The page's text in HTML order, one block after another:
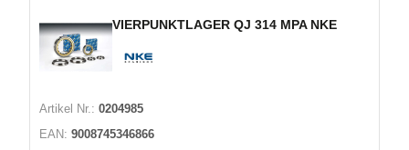
VIERPUNKTLAGER QJ 314 MPA NKE
Artikel Nr.: 0204985
EAN: 9008745346866